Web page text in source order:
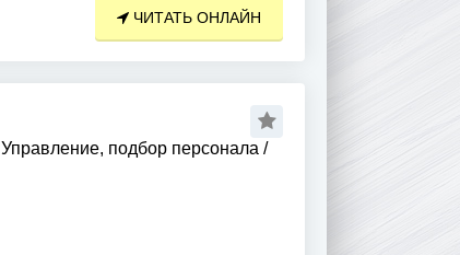
ЧИТАТЬ ОНЛАЙН
Управление, подбор персонала /